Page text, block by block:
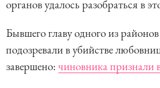
органов удалось разобраться в
Бывшего главу одного из
подозревали в убийстве
завершено: чиновника признали